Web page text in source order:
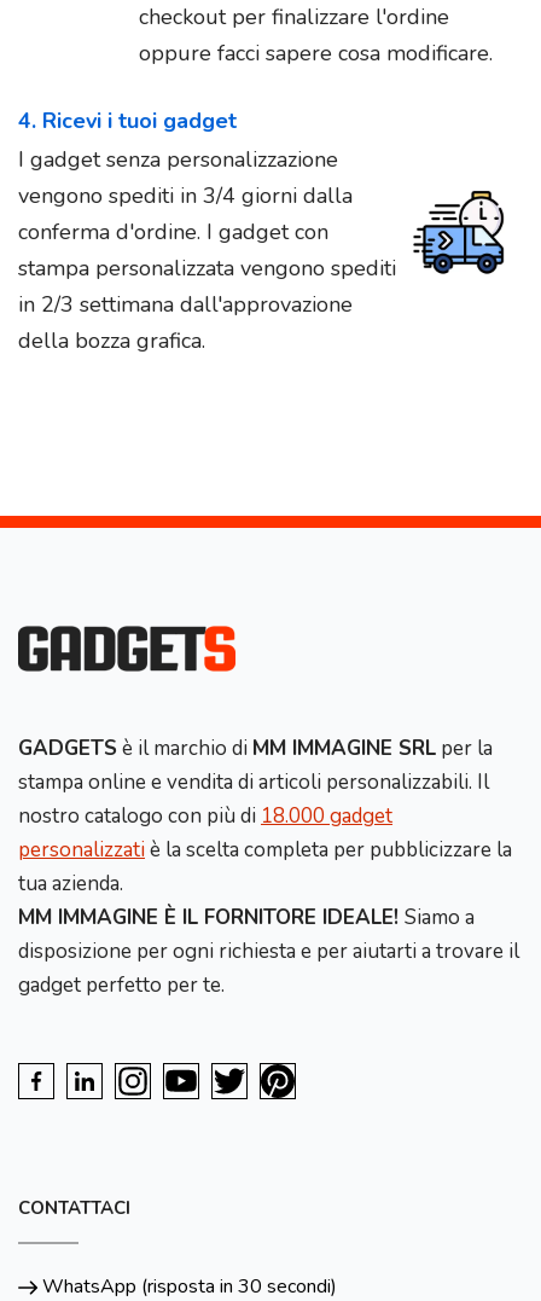
checkout per finalizzare l'ordine
oppure facci sapere cosa modificare.
4. Ricevi i tuoi gadget
I gadget senza personalizzazione
vengono spediti in 3/4 giorni dalla
conferma d'ordine. I gadget con
stampa personalizzata vengono spediti
in 2/3 settimana dall'approvazione
della bozza grafica.
GADGETS è il marchio di MM IMMAGINE SRL per la
stampa online e vendita di articoli personalizzabili. Il
nostro catalogo con più di 18.000 gadget
personalizzatiè la scelta completa per pubblicizzare la
tua azienda.
MM IMMAGINE È IL FORNITORE IDEALE! Siamo a
disposizione per ogni richiesta e per aiutarti a trovare il
gadget perfetto per te.
CONTATTACI
WhatsApp (risposta in 30 secondi)